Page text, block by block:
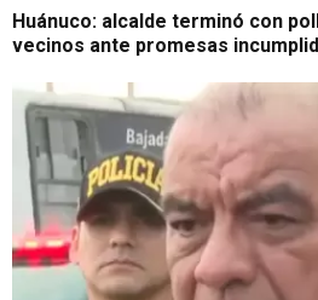
Huánuco: alcalde terminó con
vecinos ante promesas